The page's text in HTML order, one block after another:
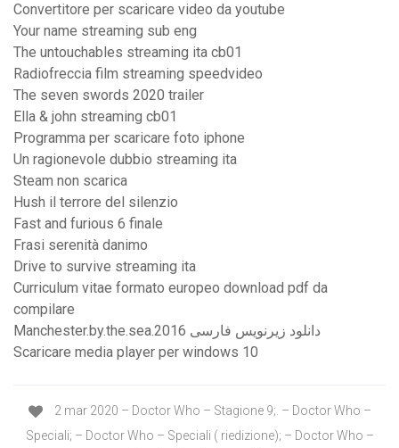
Convertitore per scaricare video da youtube
Your name streaming sub eng
The untouchables streaming ita cb01
Radiofreccia film streaming speedvideo
The seven swords 2020 trailer
Ella & john streaming cb01
Programma per scaricare foto iphone
Un ragionevole dubbio streaming ita
Steam non scarica
Hush il terrore del silenzio
Fast and furious 6 finale
Frasi serenità danimo
Drive to survive streaming ita
Curriculum vitae formato europeo download pdf da
compilare
Manchester.by.the.sea.2016 دانلود زیرنویس فارسی
Scaricare media player per windows 10
2 mar 2020 – Doctor Who – Stagione 9;. – Doctor Who –
Speciali; – Doctor Who – Speciali ( riedizione); – Doctor Who –